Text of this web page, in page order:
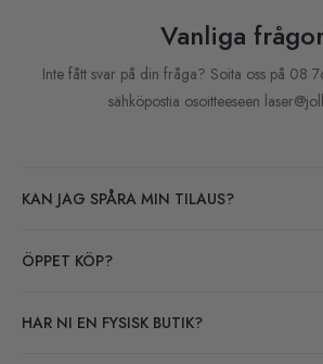
Vanliga
Inte fått svar på din fråga? Soita oss på 08
sähköpostia osoitteeseen
KAN JAG SPÅRA MIN TILAUS?
ÖPPET KÖP?
HAR NI EN FYSISK BUTIK?